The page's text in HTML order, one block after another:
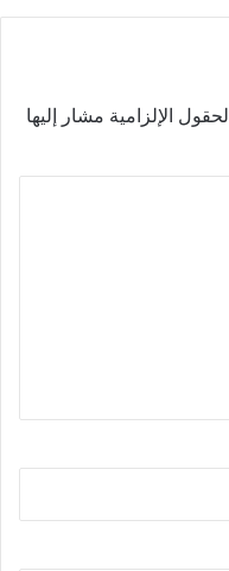
الحقول الإلزامية مشار إليها